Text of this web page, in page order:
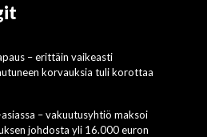
– erittäin vaikeasti
korvauksia tuli korottaa
– vakuutusyhtiö maksoi
johdosta yli 16.000 euron